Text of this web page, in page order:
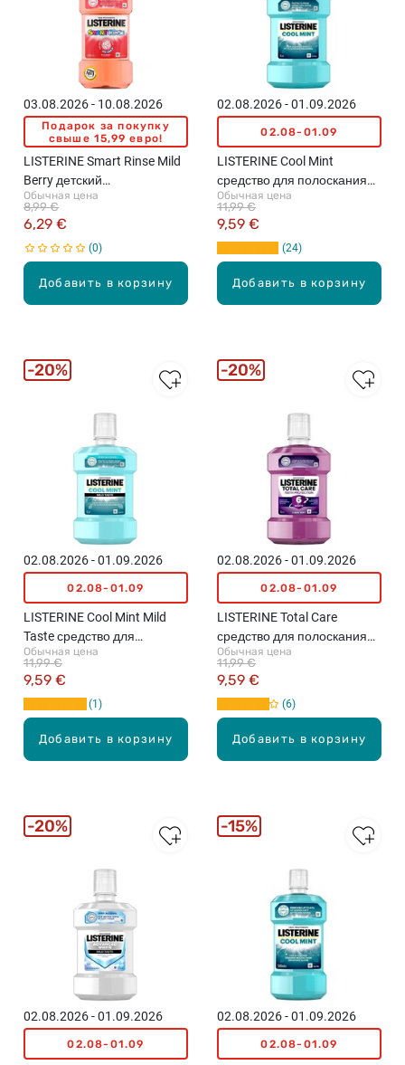
Добавить в корзину
03.08.2026 - 10.08.2026
Подарок за покупку
свыше 15,99 евро!
LISTERINE Smart Rinse Mild
Berry детский
ополаскиватель для
полости рта, 500мл
Обычная цена
6,29 €
8,99 €
0
Добавить в корзину
02.08.2026 - 01.09.2026
02.08-01.09
LISTERINE Cool Mint
средство для полоскания
рта, 1л
Обычная цена
9,59 €
11,99 €
24
Добавить в корзину
02.08.2026 - 01.09.2026
02.08-01.09
LISTERINE Cool Mint Mild
Taste средство для
полоскания рта, 1л
Обычная цена
9,59 €
11,99 €
1
20%
Добавить в корзину
02.08.2026 - 01.09.2026
02.08-01.09
LISTERINE Total Care
средство для полоскания
рта, 1л
Обычная цена
9,59 €
11,99 €
6
20%
02.08.2026 - 01.09.2026
02.08-01.09
20%
02.08.2026 - 01.09.2026
02.08-01.09
15%